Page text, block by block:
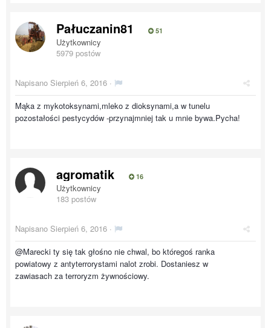
Pałuczanin81 51
Użytkownicy
5979 postów
Napisano Sierpień 6, 2016 ·
Mąka z mykotoksynami,mleko z dioksynami,a w tunelu
pozostałości pestycydów -przynajmniej tak u mnie bywa.Pycha!
agromatik 16
Użytkownicy
183 postów
Napisano Sierpień 6, 2016 ·
@Marecki ty się tak głośno nie chwal, bo któregoś ranka
powiatowy z antyterrorystami nalot zrobi. Dostaniesz w
zawiasach za terroryzm żywnościowy.